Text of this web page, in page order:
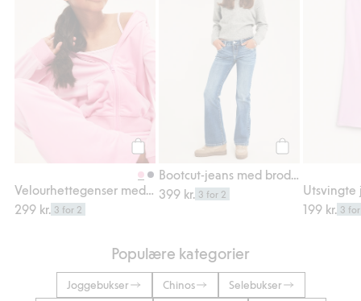
Legg til
299 kr. 3 for 2
399 kr. 3 for 2
199 kr. 3
Populære kategorier
Joggebukser Chinos
Selebukser